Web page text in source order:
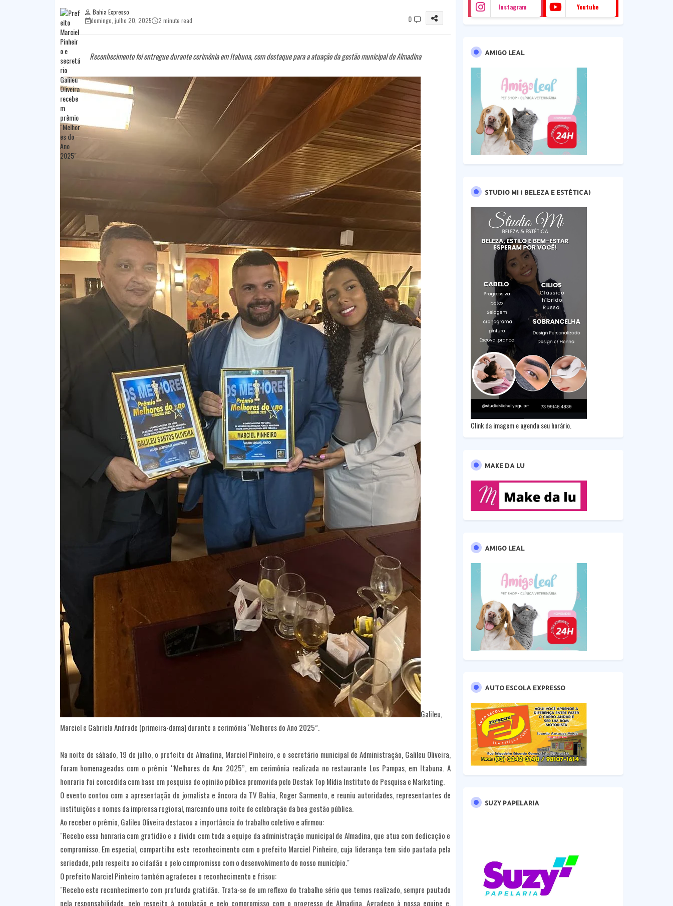
Bahia Expresso
domingo, julho 20, 2025
2 minute read 0
Reconhecimento foi entregue durante cerimônia em Itabuna, com destaque para a atuação da gestão municipal de Almadina
Galileu,
Marciel e Gabriela Andrade (primeira-dama) durante a cerimônia “Melhores do Ano 2025”.
Na noite de sábado, 19 de julho, o prefeito de Almadina, Marciel Pinheiro, e o secretário municipal de Administração, Galileu Oliveira,
foram homenageados com o prêmio “Melhores do Ano 2025”, em cerimônia realizada no restaurante Los Pampas, em Itabuna. A
honraria foi concedida com base em pesquisa de opinião pública promovida pelo Destak Top Mídia Instituto de Pesquisa e Marketing.
O evento contou com a apresentação do jornalista e âncora da TV Bahia, Roger Sarmento, e reuniu autoridades, representantes de
instituições e nomes da imprensa regional, marcando uma noite de celebração da boa gestão pública.
Ao receber o prêmio, Galileu Oliveira destacou a importância do trabalho coletivo e afirmou:
"Recebo essa honraria com gratidão e a divido com toda a equipe da administração municipal de Almadina, que atua com dedicação e
compromisso. Em especial, compartilho este reconhecimento com o prefeito Marciel Pinheiro, cuja liderança tem sido pautada pela
seriedade, pelo respeito ao cidadão e pelo compromisso com o desenvolvimento do nosso município."
O prefeito Marciel Pinheiro também agradeceu o reconhecimento e frisou:
"Recebo este reconhecimento com profunda gratidão. Trata-se de um reflexo do trabalho sério que temos realizado, sempre pautado
pela responsabilidade, pelo respeito à população e pelo compromisso com o progresso de Almadina. Agradeço à nossa equipe e,
Instagram Youtube
AMIGO LEAL
STUDIO MI ( BELEZA E ESTÉTICA)
Clink da imagem e agenda seu horário.
MAKE DA LU
AMIGO LEAL
AUTO ESCOLA EXPRESSO
SUZY PAPELARIA